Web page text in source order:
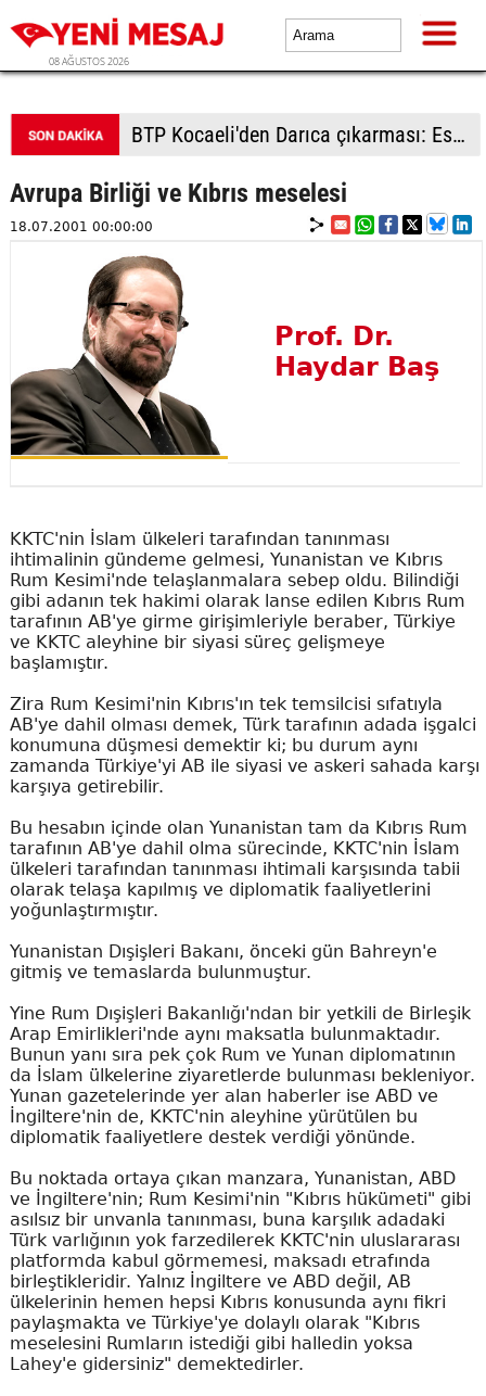
08 AĞUSTOS 2026
BTP Kocaeli'den Darıca çıkarması: Esnaf ve derneklerden yoğun ilgi
Avrupa Birliği ve Kıbrıs meselesi
18.07.2001 00:00:00
Prof. Dr.
Haydar Baş
KKTC'nin İslam ülkeleri tarafından tanınması
ihtimalinin gündeme gelmesi, Yunanistan ve Kıbrıs
Rum Kesimi'nde telaşlanmalara sebep oldu. Bilindiği
gibi adanın tek hakimi olarak lanse edilen Kıbrıs Rum
tarafının AB'ye girme girişimleriyle beraber, Türkiye
ve KKTC aleyhine bir siyasi süreç gelişmeye
başlamıştır.
Zira Rum Kesimi'nin Kıbrıs'ın tek temsilcisi sıfatıyla
AB'ye dahil olması demek, Türk tarafının adada işgalci
konumuna düşmesi demektir ki; bu durum aynı
zamanda Türkiye'yi AB ile siyasi ve askeri sahada karşı
karşıya getirebilir.
Bu hesabın içinde olan Yunanistan tam da Kıbrıs Rum
tarafının AB'ye dahil olma sürecinde, KKTC'nin İslam
ülkeleri tarafından tanınması ihtimali karşısında tabii
olarak telaşa kapılmış ve diplomatik faaliyetlerini
yoğunlaştırmıştır.
Yunanistan Dışişleri Bakanı, önceki gün Bahreyn'e
gitmiş ve temaslarda bulunmuştur.
Yine Rum Dışişleri Bakanlığı'ndan bir yetkili de Birleşik
Arap Emirlikleri'nde aynı maksatla bulunmaktadır.
Bunun yanı sıra pek çok Rum ve Yunan diplomatının
da İslam ülkelerine ziyaretlerde bulunması bekleniyor.
Yunan gazetelerinde yer alan haberler ise ABD ve
İngiltere'nin de, KKTC'nin aleyhine yürütülen bu
diplomatik faaliyetlere destek verdiği yönünde.
Bu noktada ortaya çıkan manzara, Yunanistan, ABD
ve İngiltere'nin; Rum Kesimi'nin "Kıbrıs hükümeti" gibi
asılsız bir unvanla tanınması, buna karşılık adadaki
Türk varlığının yok farzedilerek KKTC'nin uluslararası
platformda kabul görmemesi, maksadı etrafında
birleştikleridir. Yalnız İngiltere ve ABD değil, AB
ülkelerinin hemen hepsi Kıbrıs konusunda aynı fikri
paylaşmakta ve Türkiye'ye dolaylı olarak "Kıbrıs
meselesini Rumların istediği gibi halledin yoksa
Lahey'e gidersiniz" demektedirler.